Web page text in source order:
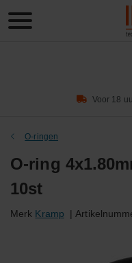
Product
zoeken
Voor 18
O-ringen
O-ring
10st
Merk Kramp |